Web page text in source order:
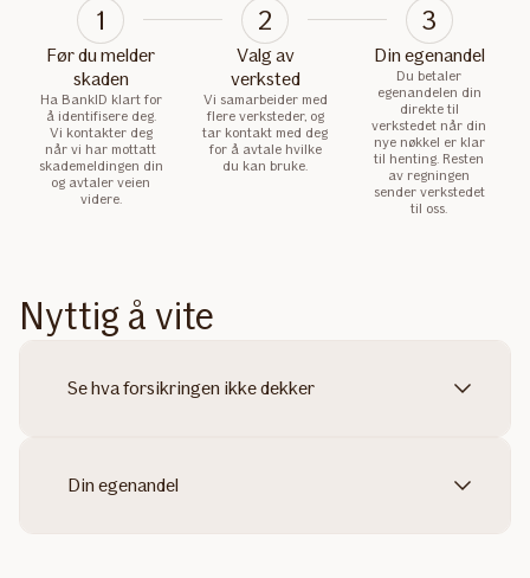
1
Før du melder
skaden
Ha BankID klart for
å identifisere deg.
Vi kontakter deg
når vi har mottatt
skademeldingen din
og avtaler veien
videre.
2
Valg av
verksted
Vi samarbeider med
flere verksteder, og
tar kontakt med deg
for å avtale hvilke
du kan bruke.
3
Din egenandel
Du betaler
egenandelen din
direkte til
verkstedet når din
nye nøkkel er klar
til henting. Resten
av regningen
sender verkstedet
til oss.
Nyttig å vite
Se hva forsikringen ikke dekker
Din egenandel